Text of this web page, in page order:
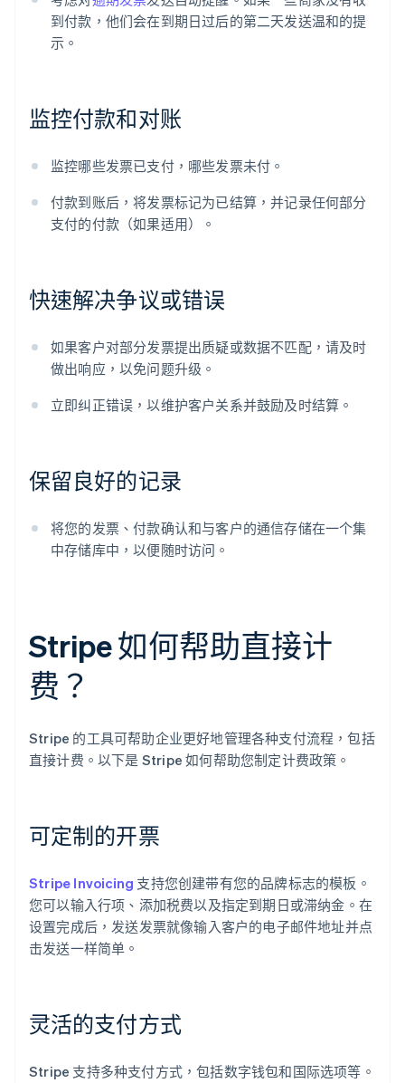
到付款，他们会在到期日过后的第二天发送温和的提
示。
监控付款和对账
监控哪些发票已支付，哪些发票未付。
付款到账后，将发票标记为已结算，并记录任何部分
支付的付款（如果适用）。
快速解决争议或错误
如果客户对部分发票提出质疑或数据不匹配，请及时
做出响应，以免问题升级。
立即纠正错误，以维护客户关系并鼓励及时结算。
保留良好的记录
将您的发票、付款确认和与客户的通信存储在一个集
中存储库中，以便随时访问。
Stripe 如何帮助直接计
费？
Stripe 的工具可帮助企业更好地管理各种支付流程，包括
直接计费。以下是 Stripe 如何帮助您制定计费政策。
可定制的开票
Stripe Invoicing 支持您创建带有您的品牌标志的模板。
您可以输入行项、添加税费以及指定到期日或滞纳金。在
设置完成后，发送发票就像输入客户的电子邮件地址并点
击发送一样简单。
灵活的支付方式
Stripe 支持多种支付方式，包括数字钱包和国际选项等。